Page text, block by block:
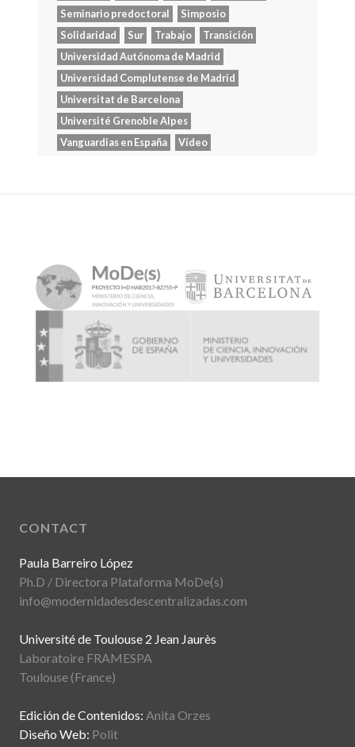
Seminario predoctoral
Simposio
Solidaridad
Sur Trabajo
Transición
Universidad Autónoma de Madrid
Universidad Complutense de Madrid
Universitat de Barcelona
Université Grenoble Alpes
Vanguardias en España
Vídeo
CONTACT
Paula Barreiro López
Ph.D / Directora Plataforma MoDe(s)
info@modernidadesdescentralizadas.com
Université de Toulouse 2 Jean Jaurès
Laboratoire FRAMESPA
Toulouse (France)
Edición de Contenidos: Anita Orzes
Diseño Web: Polit